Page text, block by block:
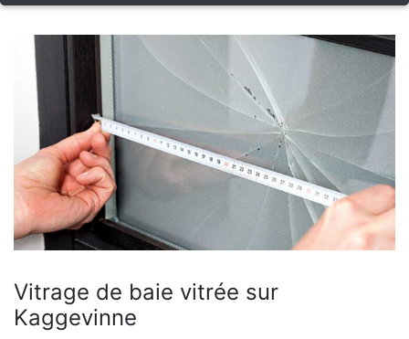
Vitrage de baie vitrée sur
Kaggevinne